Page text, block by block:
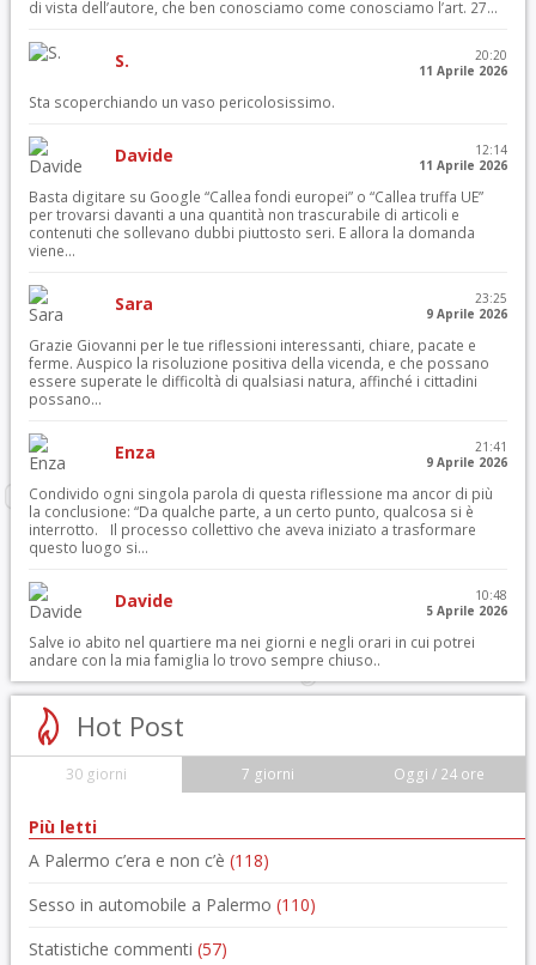
di vista dell’autore, che ben conosciamo come conosciamo l’art. 27...
S.
20:20
11 Aprile 2026
Sta scoperchiando un vaso pericolosissimo.
Davide
12:14
11 Aprile 2026
Basta digitare su Google “Callea fondi europei” o “Callea truffa UE”
per trovarsi davanti a una quantità non trascurabile di articoli e
contenuti che sollevano dubbi piuttosto seri. E allora la domanda
viene...
Sara
23:25
9 Aprile 2026
Grazie Giovanni per le tue riflessioni interessanti, chiare, pacate e
ferme. Auspico la risoluzione positiva della vicenda, e che possano
essere superate le difficoltà di qualsiasi natura, affinché i cittadini
possano...
Enza
21:41
9 Aprile 2026
Condivido ogni singola parola di questa riflessione ma ancor di più
la conclusione: “Da qualche parte, a un certo punto, qualcosa si è
interrotto. Il processo collettivo che aveva iniziato a trasformare
questo luogo si...
Davide
10:48
5 Aprile 2026
Salve io abito nel quartiere ma nei giorni e negli orari in cui potrei
andare con la mia famiglia lo trovo sempre chiuso..
Hot Post
30 giorni 7 giorni Oggi / 24 ore
Più letti
A Palermo c’era e non c’è (118)
Sesso in automobile a Palermo (110)
Statistiche commenti (57)